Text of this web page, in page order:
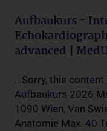
Aufbaukurs -
advanced |
...Sorry, this
Aufbaukurs 2026
1090 Wien, Van
Anatomie Max. 40